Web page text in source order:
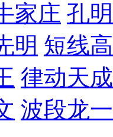
家庄 孔
明 短线
律动天成
波段龙一